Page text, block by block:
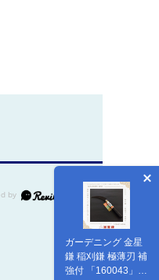
ガーデニング 金星
鎌 稲刈鎌 極薄刃 補
強付 「160043」